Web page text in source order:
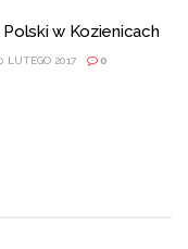
Polski w Kozienicach
LUTEGO 2017 0